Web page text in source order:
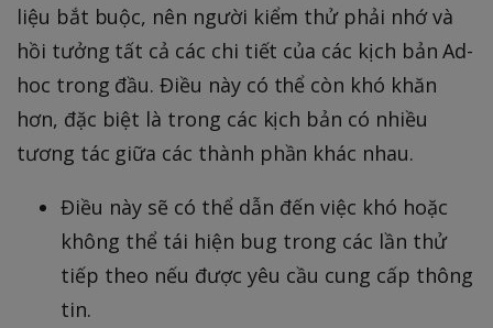
liệu bắt buộc, nên người kiểm thử phải nhớ và
hồi tưởng tất cả các chi tiết của các kịch bản Ad-
hoc trong đầu. Điều này có thể còn khó khăn
hơn, đặc biệt là trong các kịch bản có nhiều
tương tác giữa các thành phần khác nhau.
Điều này sẽ có thể dẫn đến việc khó hoặc
không thể tái hiện bug trong các lần thử
tiếp theo nếu được yêu cầu cung cấp thông
tin.